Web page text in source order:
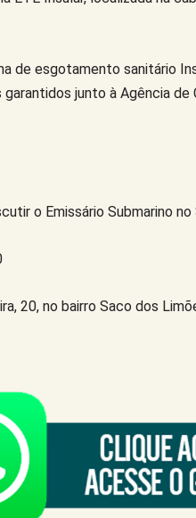
de esgotamento sanitário
junto à Agência
o Emissário Submarino
20, no bairro Saco dos